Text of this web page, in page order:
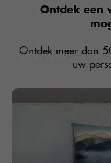
Ontdek een
Ontdek meer dan
uw